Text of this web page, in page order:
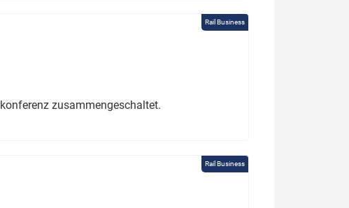
Rail Business
zusammengeschaltet.
Rail Business